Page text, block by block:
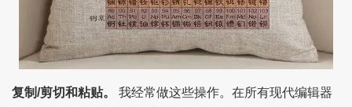
复制/剪切和粘贴。
我经常做这些操作。在所有现代编辑器